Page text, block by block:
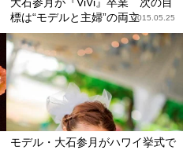
標は“モデルと主婦”の両立2015.05.25
モデル・大石参月がハワイ挙式で